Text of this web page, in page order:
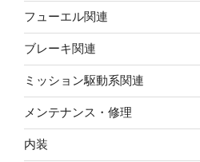
フューエル関連
ブレーキ関連
ミッション駆動系関連
メンテナンス・修理
内装